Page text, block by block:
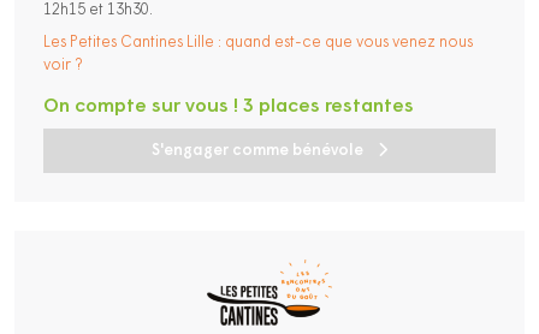
12h15 et 13h30.
Les Petites Cantines Lille : quand est-ce que vous venez nous
voir ?
S'engager comme bénévole
On compte sur vous ! 3 places restantes